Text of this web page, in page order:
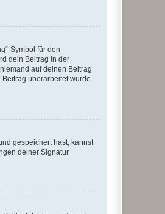
Symbol für den
dein Beitrag in der
auf deinen Beitrag
überarbeitet wurde.
gespeichert hast, kannst
deiner Signatur